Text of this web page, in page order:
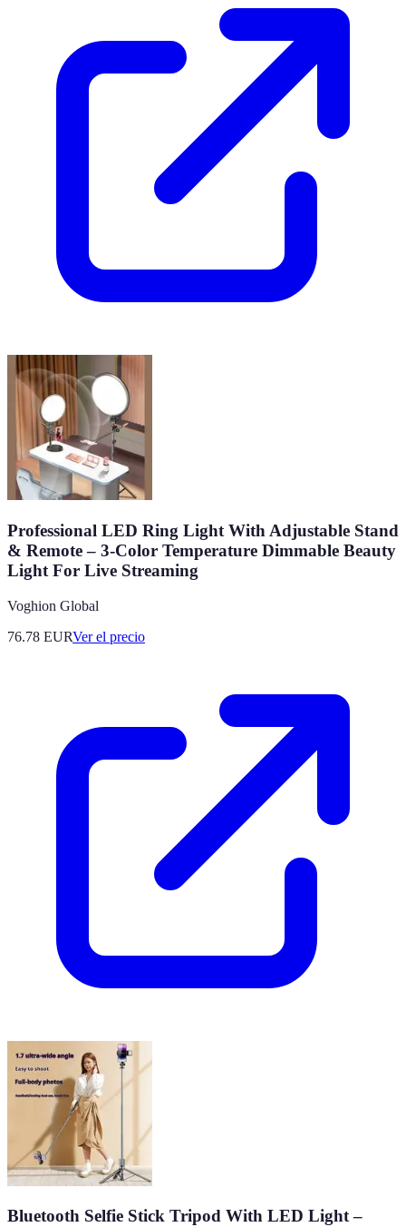
Professional LED Ring Light With Adjustable Stand
& Remote – 3-Color Temperature Dimmable Beauty
Light For Live Streaming
Voghion Global
76.78 EURVer el precio
Bluetooth Selfie Stick Tripod With LED Light –